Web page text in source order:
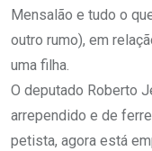
Mensalão e tudo o
outro rumo), em
uma filha.
O deputado Roberto
arrependido e de
petista, agora está